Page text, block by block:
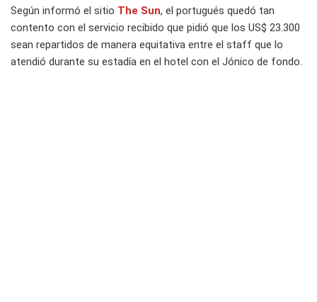
Según informó el sitio The Sun, el portugués quedó tan
contento con el servicio recibido que pidió que los US$ 23.300
sean repartidos de manera equitativa entre el staff que lo
atendió durante su estadía en el hotel con el Jónico de fondo.